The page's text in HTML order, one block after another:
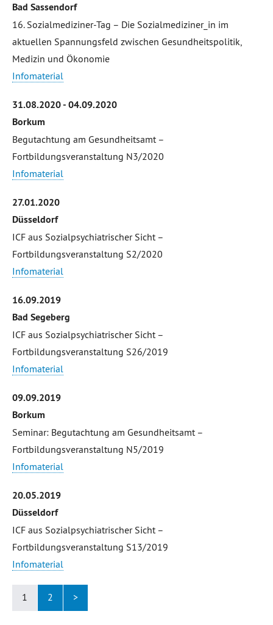
Bad Sassendorf
16. Sozialmediziner-Tag – Die Sozialmediziner_in im
aktuellen Spannungsfeld zwischen Gesundheitspolitik,
Medizin und Ökonomie
Infomaterial
31.08.2020 - 04.09.2020
Borkum
Begutachtung am Gesundheitsamt –
Fortbildungsveranstaltung N3/2020
Infomaterial
27.01.2020
Düsseldorf
ICF aus Sozialpsychiatrischer Sicht –
Fortbildungsveranstaltung S2/2020
Infomaterial
16.09.2019
Bad Segeberg
ICF aus Sozialpsychiatrischer Sicht –
Fortbildungsveranstaltung S26/2019
Infomaterial
09.09.2019
Borkum
Seminar: Begutachtung am Gesundheitsamt –
Fortbildungsveranstaltung N5/2019
Infomaterial
20.05.2019
Düsseldorf
ICF aus Sozialpsychiatrischer Sicht –
Fortbildungsveranstaltung S13/2019
Infomaterial
1 2 >